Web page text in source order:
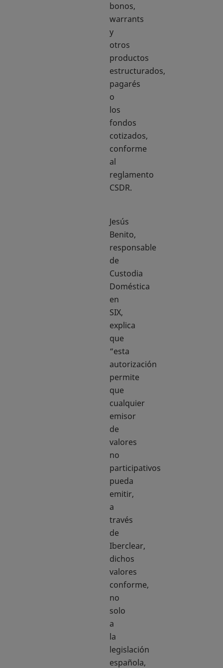
bonos,
warrants
y
otros
productos
estructurados,
pagarés
o
los
fondos
cotizados,
conforme
al
reglamento
CSDR.
Jesús
Benito,
responsable
de
Custodia
Doméstica
en
SIX,
explica
que
“esta
autorización
permite
que
cualquier
emisor
de
valores
no
participativos
pueda
emitir,
a
través
de
Iberclear,
dichos
valores
conforme,
no
solo
a
la
legislación
española,